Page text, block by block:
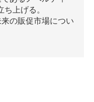
上げる。
の販促市場につい